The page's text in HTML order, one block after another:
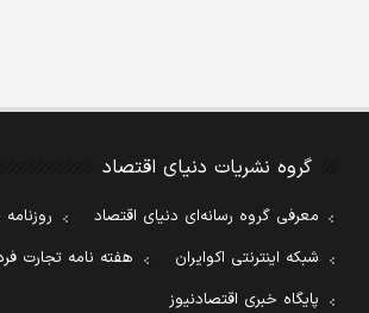
گروه نشریات دنیای اقتصاد
معرفی گروه رسانه‌ای دنیای اقتصاد
شبکه اینترنتی اکوایران
هفته نامه تجارت
پایگاه خبری اقتصادنیوز